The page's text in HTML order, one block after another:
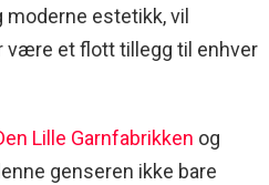
estetikk, vil
være et flott tillegg til enhver
Lille Garnfabrikken og
genseren ikke bare